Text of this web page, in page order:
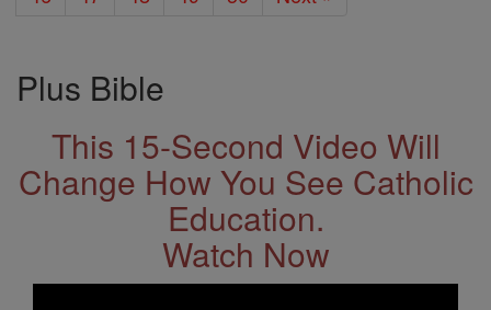
Plus Bible
This 15-Second Video Will
Change How You See Catholic
Education.
Watch Now